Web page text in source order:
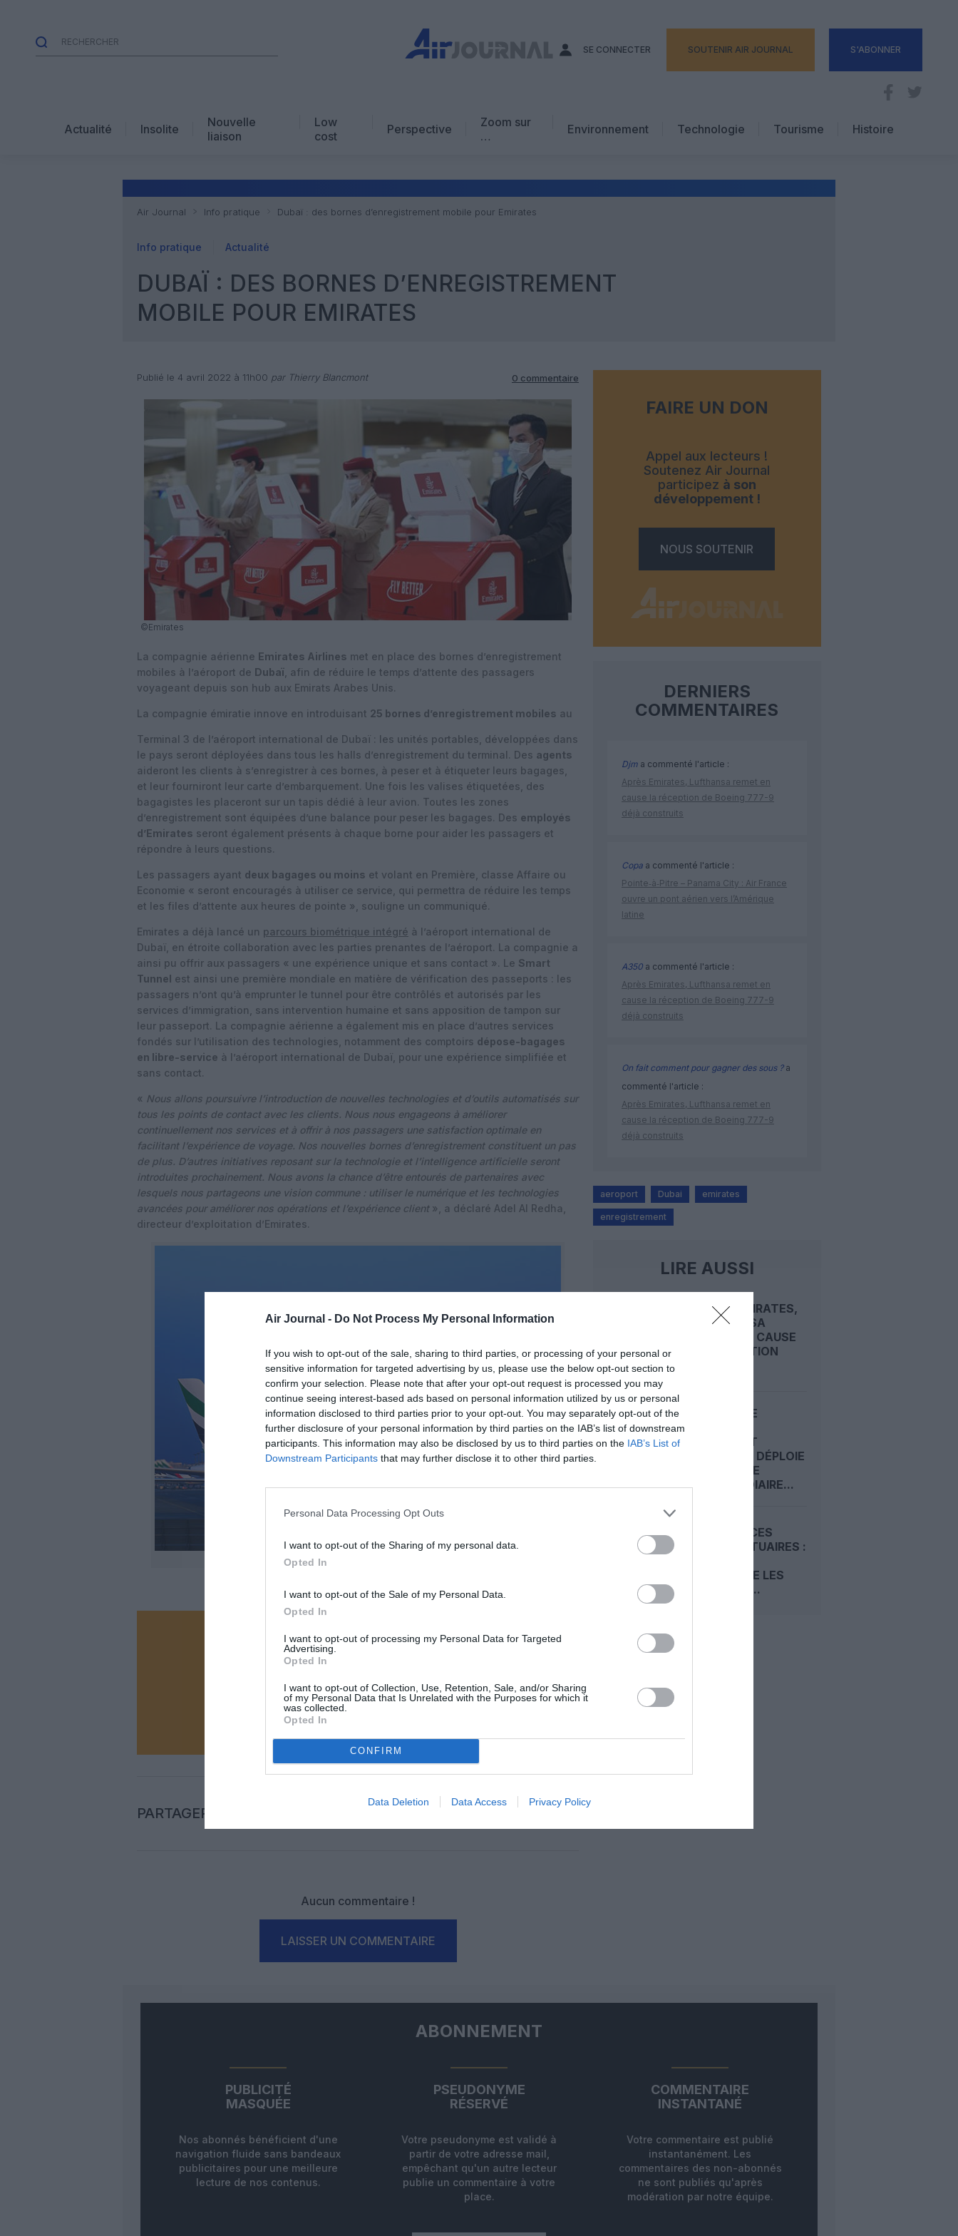
Air Journal - Do Not Process My Personal Information
If you wish to opt-out of the sale, sharing to third parties, or processing of your personal or
sensitive information for targeted advertising by us, please use the below opt-out section to
confirm your selection. Please note that after your opt-out request is processed you may
continue seeing interest-based ads based on personal information utilized by us or personal
information disclosed to third parties prior to your opt-out. You may separately opt-out of the
further disclosure of your personal information by third parties on the IAB’s list of downstream
participants. This information may also be disclosed by us to third parties on the IAB’s List of
Downstream Participants that may further disclose it to other third parties.
Personal Data Processing Opt Outs
I want to opt-out of the Sharing of my personal data.
Opted In
I want to opt-out of the Sale of my Personal Data.
Opted In
I want to opt-out of processing my Personal Data for Targeted
Advertising.
Opted In
I want to opt-out of Collection, Use, Retention, Sale, and/or Sharing
of my Personal Data that Is Unrelated with the Purposes for which it
was collected.
Opted In
CONFIRM
Data Deletion Data Access Privacy Policy
SE CONNECTER SOUTENIR AIR JOURNAL S'ABONNER
Actualité Insolite
Nouvelle
liaison
Low
cost
Perspective
Zoom sur
…
Avis d’expert
Environnement Technologie
Tourisme
Hôtellerie
Histoire
Air Journal Info pratique Dubaï : des bornes d’enregistrement mobile pour Emirates
Info pratique Actualité
DUBAÏ : DES BORNES D’ENREGISTREMENT
MOBILE POUR EMIRATES
Publié le 4 avril 2022 à 11h00 par Thierry Blancmont 0 commentaire
©Emirates
La compagnie aérienne Emirates Airlines met en place des bornes d’enregistrement
mobiles à l’aéroport de Dubaï , afin de réduire le temps d’attente des passagers
voyageant depuis son hub aux Emirats Arabes Unis.
La compagnie émiratie innove en introduisant 25 bornes d’enregistrement mobiles au
Terminal 3 de l’aéroport international de Dubaï : les unités portables, développées dans
le pays seront déployées dans tous les halls d’enregistrement du terminal. Des agents
aideront les clients à s’enregistrer à ces bornes, à peser et à étiqueter leurs bagages,
et leur fourniront leur carte d’embarquement. Une fois les valises étiquetées, des
bagagistes les placeront sur un tapis dédié à leur avion. Toutes les zones
d’enregistrement sont équipées d’une balance pour peser les bagages. Des employés
d’Emirates seront également présents à chaque borne pour aider les passagers et
répondre à leurs questions.
Les passagers ayant deux bagages ou moins et volant en Première, classe Affaire ou
Economie « seront encouragés à utiliser ce service, qui permettra de réduire les temps
et les files d’attente aux heures de pointe », souligne un communiqué.
Emirates a déjà lancé un parcours biométrique intégré à l’aéroport international de
Dubaï, en étroite collaboration avec les parties prenantes de l’aéroport. La compagnie a
ainsi pu offrir aux passagers « une expérience unique et sans contact ». Le Smart
Tunnel est ainsi une première mondiale en matière de vérification des passeports : les
passagers n’ont qu’à emprunter le tunnel pour être contrôlés et autorisés par les
services d’immigration, sans intervention humaine et sans apposition de tampon sur
leur passeport. La compagnie aérienne a également mis en place d’autres services
fondés sur l’utilisation des technologies, notamment des comptoirs dépose-bagages
en libre-service à l’aéroport international de Dubaï, pour une expérience simplifiée et
sans contact.
« Nous allons poursuivre l’introduction de nouvelles technologies et d’outils automatisés sur
tous les points de contact avec les clients. Nous nous engageons à améliorer
continuellement nos services et à offrir à nos passagers une satisfaction optimale en
facilitant l’expérience de voyage. Nos nouvelles bornes d’enregistrement constituent un pas
de plus. D’autres initiatives reposant sur la technologie et l’intelligence artificielle seront
introduites prochainement. Nous avons la chance d’être entourés de partenaires avec
lesquels nous partageons une vision commune : utiliser le numérique et les technologies
avancées pour améliorer nos opérations et l’expérience client », a déclaré Adel Al Redha,
directeur d’exploitation d’Emirates.
©Emirates Airlines
Vous avez apprécié l’article ?
Soutenez-nous, faites un don !
NOUS SOUTENIR
PARTAGER L'ARTICLE
Aucun commentaire !
LAISSER UN COMMENTAIRE
FAIRE UN DON
Appel aux lecteurs !
Soutenez Air Journal
participez à son
développement !
NOUS SOUTENIR
DERNIERS
COMMENTAIRES
Djm a commenté l'article :
Après Emirates, Lufthansa remet en
cause la réception de Boeing 777-9
déjà construits
Copa a commenté l'article :
Pointe‑à‑Pitre – Panama City : Air France
ouvre un pont aérien vers l’Amérique
latine
A350 a commenté l'article :
Après Emirates, Lufthansa remet en
cause la réception de Boeing 777-9
déjà construits
On fait comment pour gagner des sous ?a
commenté l'article :
Après Emirates, Lufthansa remet en
cause la réception de Boeing 777-9
déjà construits
aeroport Dubai emirates
enregistrement
LIRE AUSSI
APRÈS EMIRATES,
LUFTHANSA
REMET EN CAUSE
LA RÉCEPTION
ECONOMIE
COMMENT
EMIRATES DÉPLOIE
SA CLASSE
INTERMÉDIAIRE...
REDEVANCES
AÉROPORTUAIRES :
CONTESTE LES
HAUSSES...
ABONNEMENT
PUBLICITÉ
MASQUÉE
Nos abonnés bénéficient d'une
navigation fluide sans bandeaux
publicitaires pour une meilleure
lecture de nos contenus.
PSEUDONYME
RÉSERVÉ
Votre pseudonyme est validé à
partir de votre adresse mail,
empêchant qu'un autre lecteur
publie un commentaire à votre
place.
COMMENTAIRE
INSTANTANÉ
Votre commentaire est publié
instantanément. Les
commentaires des non-abonnés
ne sont publiés qu'après
modération par notre équipe.